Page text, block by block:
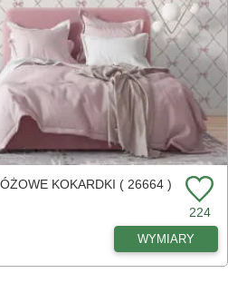
KOKARDKI ( 26664 )
224
WYMIARY